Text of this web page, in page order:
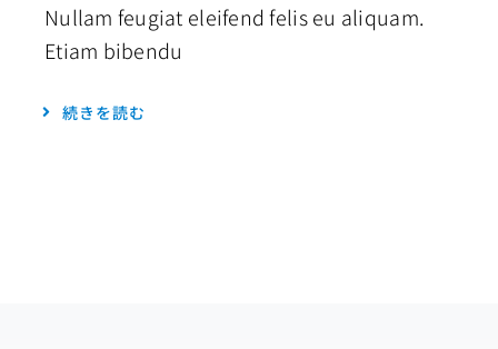
Nullam feugiat eleifend felis eu aliquam.
Etiam bibendu
続きを読む